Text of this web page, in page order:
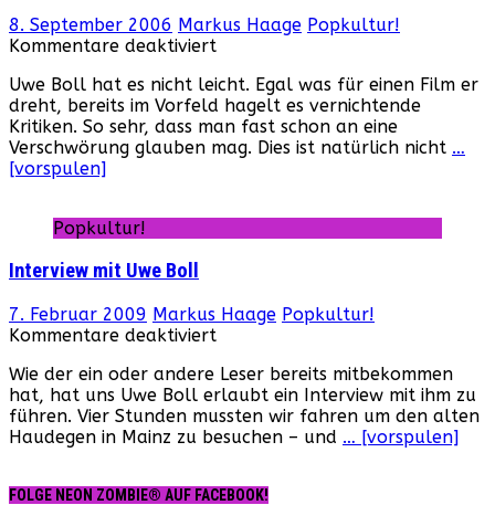
8. September 2006 Markus Haage Popkultur!
Kommentare deaktiviert
boxt
sich
durch…
Uwe Boll hat es nicht leicht. Egal was für einen Film er
dreht, bereits im Vorfeld hagelt es vernichtende
Kritiken. So sehr, dass man fast schon an eine
Verschwörung glauben mag. Dies ist natürlich nicht …
[vorspulen]
Popkultur!
Interview mit Uwe Boll
7. Februar 2009 Markus Haage Popkultur!
Kommentare deaktiviertfür
mit
Uwe
Boll
Wie der ein oder andere Leser bereits mitbekommen
hat, hat uns Uwe Boll erlaubt ein Interview mit ihm zu
führen. Vier Stunden mussten wir fahren um den alten
Haudegen in Mainz zu besuchen – und … [vorspulen]
FOLGE NEON ZOMBIE® AUF FACEBOOK!